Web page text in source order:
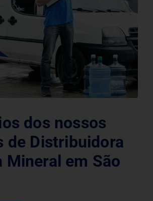
dos nossos
de Distribuidora
Mineral em São